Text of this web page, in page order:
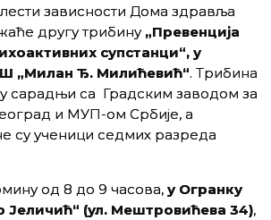
зависности Дома здравља
другу трибину „Превенција
супстанци“, у
„Милан Ђ. Милићевић“. Трибина
у сарадњи са Градским заводом за
и МУП-ом Србије, а
су ученици седмих разреда
од 8 до 9 часова, у Огранку
Јеличић“ (ул. Мештровићева 34),